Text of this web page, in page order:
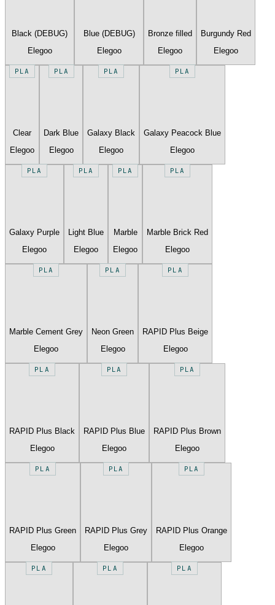
Black (DEBUG)
Elegoo
Blue (DEBUG)
Elegoo
Bronze filled
Elegoo
Burgundy Red
Elegoo
PLA
Clear
Elegoo
PLA
Dark Blue
Elegoo
PLA
Galaxy Black
Elegoo
PLA
Galaxy Peacock Blue
Elegoo
PLA
Galaxy Purple
Elegoo
PLA
Light Blue
Elegoo
PLA
Marble
Elegoo
PLA
Marble Brick Red
Elegoo
PLA
Marble Cement Grey
Elegoo
PLA
Neon Green
Elegoo
PLA
RAPID Plus Beige
Elegoo
PLA
RAPID Plus Black
Elegoo
PLA
RAPID Plus Blue
Elegoo
PLA
RAPID Plus Brown
Elegoo
PLA
RAPID Plus Green
Elegoo
PLA
RAPID Plus Grey
Elegoo
PLA
RAPID Plus Orange
Elegoo
PLA PLA PLA